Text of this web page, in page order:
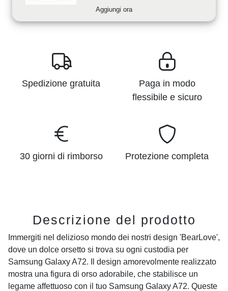
Aggiungi ora
Spedizione gratuita
Paga in modo
flessibile e sicuro
30 giorni di rimborso Protezione completa
Descrizione del prodotto
Immergiti nel delizioso mondo dei nostri design 'BearLove',
dove un dolce orsetto si trova su ogni custodia per
Samsung Galaxy A72. Il design amorevolmente realizzato
mostra una figura di orso adorabile, che stabilisce un
legame affettuoso con il tuo Samsung Galaxy A72. Queste